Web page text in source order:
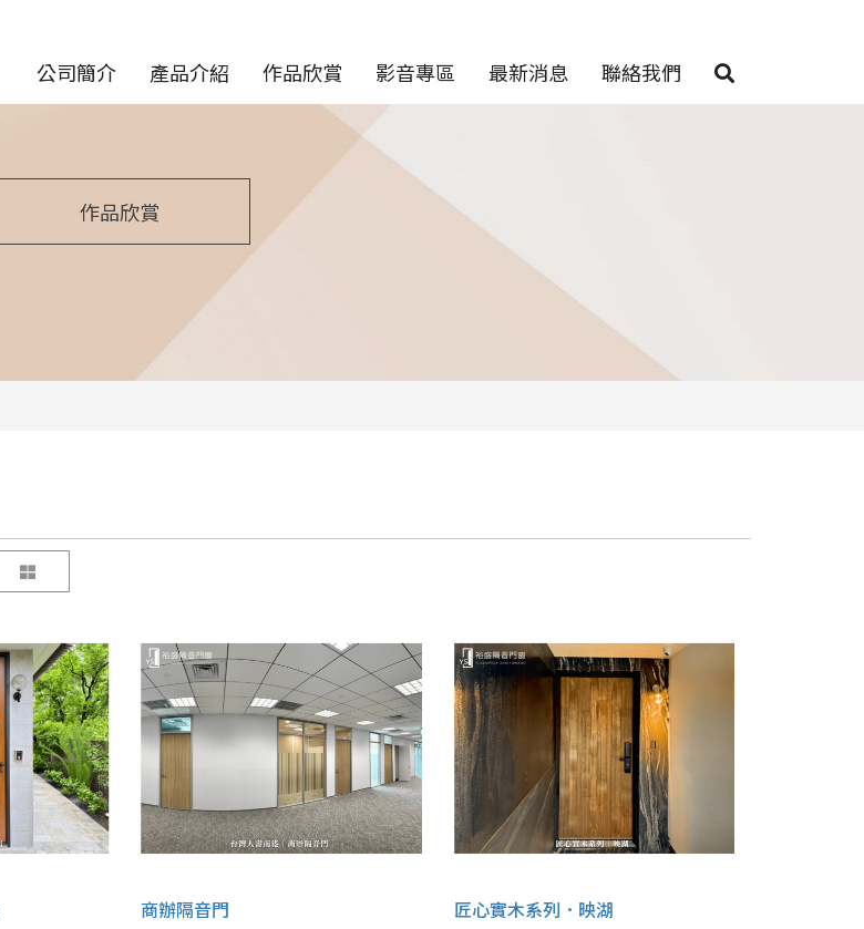
公司簡介 產品介紹 作品欣賞 影音專區 最新消息 聯絡我們
作品欣賞
商辦隔音門 匠心實木系列．映湖